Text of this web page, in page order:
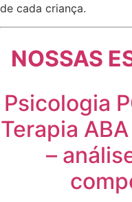
de cada criança.
NOSSAS
Psicologia
Terapia ABA
–